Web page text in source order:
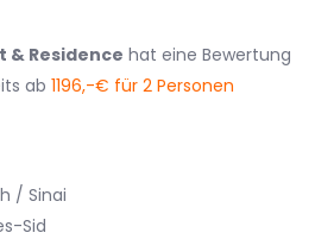
& Residence hat eine Bewertung
ab 1196,-€ für 2 Personen
/ Sinai
Sid